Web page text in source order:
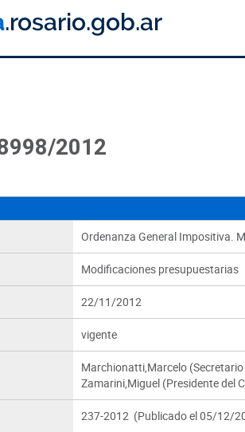
2012
Ordenanza General Impositiva.
Modificaciones presupuestarias
22/11/2012
vigente
Marchionatti,Marcelo
Zamarini,Miguel (Presidente del
237-2012 (Publicado el 05/12/